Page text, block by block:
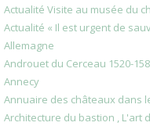
Actualité Visite au musée du
Actualité « Il est urgent de
Allemagne
Androuet du Cerceau 1520-
Annecy
Annuaire des châteaux dans
Architecture du bastion , L'art